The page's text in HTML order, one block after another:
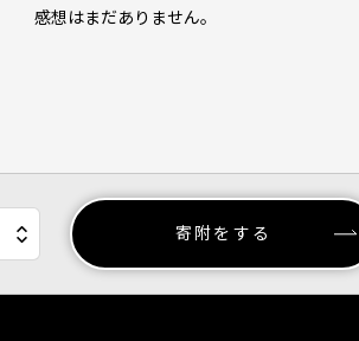
感想はまだありません。
寄附をする